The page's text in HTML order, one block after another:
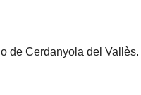
de Cerdanyola del Vallès.